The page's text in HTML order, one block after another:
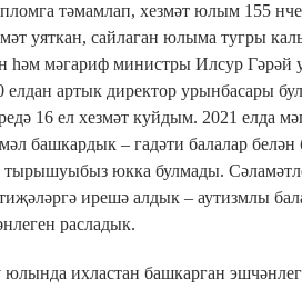
тәмамлап, хезмәт юлым 155
уяткан, сайлаган юлыма тугры
һәм мәгариф министры Илсур Гәрәй
елдан артык директор урынбасары
16 ел хезмәт куйдым. 2021 елда
башкардык – гадәти балалар
юкка булмады.
ирешә алдык – аутизмлы
расладык.
ихластан башкарган